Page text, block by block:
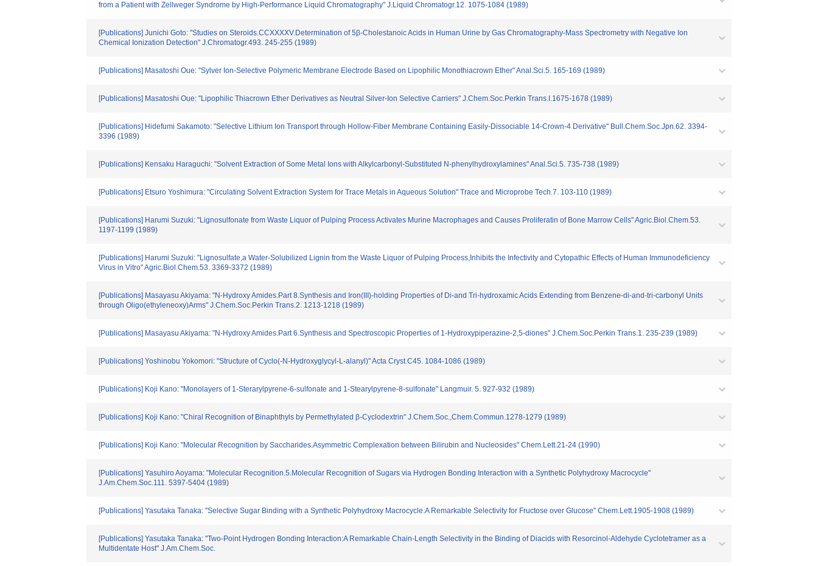
from a Patient with Zellweger Syndrome by High-Performance Liquid Chromatography" J.Liquid Chromatogr.12. 1075-1084 (1989)
[Publications] Junichi Goto: "Studies on Steroids.CCXXXXV.Determination of 5β-Cholestanoic Acids in Human Urine by Gas Chromatography-Mass Spectrometry with Negative Ion
Chemical Ionization Detection" J.Chromatogr.493. 245-255 (1989)
[Publications] Masatoshi Oue: "Sylver Ion-Selective Polymeric Membrane Electrode Based on Lipophilic Monothiacrown Ether" Anal.Sci.5. 165-169 (1989)
[Publications] Masatoshi Oue: "Lipophilic Thiacrown Ether Derivatives as Neutral Silver-Ion Selective Carriers" J.Chem.Soc.Perkin Trans.I.1675-1678 (1989)
[Publications] Hidefumi Sakamoto: "Selective Lithium Ion Transport through Hollow-Fiber Membrane Containing Easily-Dissociable 14-Crown-4 Derivative" Bull.Chem.Soc.Jpn.62. 3394-
3396 (1989)
[Publications] Kensaku Haraguchi: "Solvent Extraction of Some Metal Ions with Alkylcarbonyl-Substituted N-phenylhydroxylamines" Anal.Sci.5. 735-738 (1989)
[Publications] Etsuro Yoshimura: "Circulating Solvent Extraction System for Trace Metals in Aqueous Solution" Trace and Microprobe Tech.7. 103-110 (1989)
[Publications] Harumi Suzuki: "Lignosulfonate from Waste Liquor of Pulping Process Activates Murine Macrophages and Causes Proliferatin of Bone Marrow Cells" Agric.Biol.Chem.53.
1197-1199 (1989)
[Publications] Harumi Suzuki: "Lignosulfate,a Water-Solubilized Lignin from the Waste Liquor of Pulping Process,Inhibits the Infectivity and Cytopathic Effects of Human Immunodeficiency
Virus in Vitro" Agric.Biol.Chem.53. 3369-3372 (1989)
[Publications] Masayasu Akiyama: "N-Hydroxy Amides.Part 8.Synthesis and Iron(III)-holding Properties of Di-and Tri-hydroxamic Acids Extending from Benzene-di-and-tri-carbonyl Units
through Oligo(ethyleneoxy)Arms" J.Chem.Soc.Perkin Trans.2. 1213-1218 (1989)
[Publications] Masayasu Akiyama: "N-Hydroxy Amides.Part 6.Synthesis and Spectroscopic Properties of 1-Hydroxypiperazine-2,5-diones" J.Chem.Soc.Perkin Trans.1. 235-239 (1989)
[Publications] Yoshinobu Yokomori: "Structure of Cyclo(-N-Hydroxyglycyl-L-alanyl)" Acta Cryst.C45. 1084-1086 (1989)
[Publications] Koji Kano: "Monolayers of 1-Sterarylpyrene-6-sulfonate and 1-Stearylpyrene-8-sulfonate" Langmuir. 5. 927-932 (1989)
[Publications] Koji Kano: "Chiral Recognition of Binaphthyls by Permethylated β-Cyclodextrin" J.Chem.Soc.,Chem.Commun.1278-1279 (1989)
[Publications] Koji Kano: "Molecular Recognition by Saccharides.Asymmetric Complexation between Bilirubin and Nucleosides" Chem.Lett.21-24 (1990)
[Publications] Yasuhiro Aoyama: "Molecular Recognition.5.Molecular Recognition of Sugars via Hydrogen Bonding Interaction with a Synthetic Polyhydroxy Macrocycle"
J.Am.Chem.Soc.111. 5397-5404 (1989)
[Publications] Yasutaka Tanaka: "Selective Sugar Binding with a Synthetic Polyhydroxy Macrocycle.A Remarkable Selectivity for Fructose over Glucose" Chem.Lett.1905-1908 (1989)
[Publications] Yasutaka Tanaka: "Two-Point Hydrogen Bonding Interaction:A Remarkable Chain-Length Selectivity in the Binding of Diacids with Resorcinol-Aldehyde Cyclotetramer as a
Multidentate Host" J.Am.Chem.Soc.